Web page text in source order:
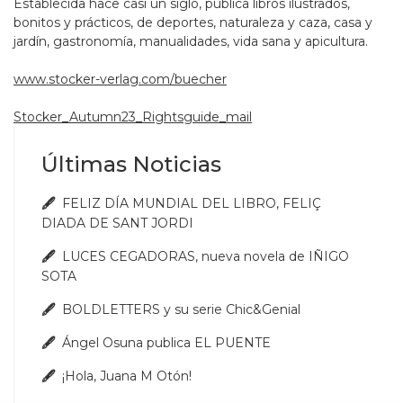
Establecida hace casi un siglo, publica libros ilustrados,
bonitos y prácticos, de deportes, naturaleza y caza, casa y
jardín, gastronomía, manualidades, vida sana y apicultura.
www.stocker-verlag.com/buecher
Stocker_Autumn23_Rightsguide_mail
Últimas Noticias
FELIZ DÍA MUNDIAL DEL LIBRO, FELIÇ
DIADA DE SANT JORDI
LUCES CEGADORAS, nueva novela de IÑIGO
SOTA
BOLDLETTERS y su serie Chic&Genial
Ángel Osuna publica EL PUENTE
¡Hola, Juana M Otón!